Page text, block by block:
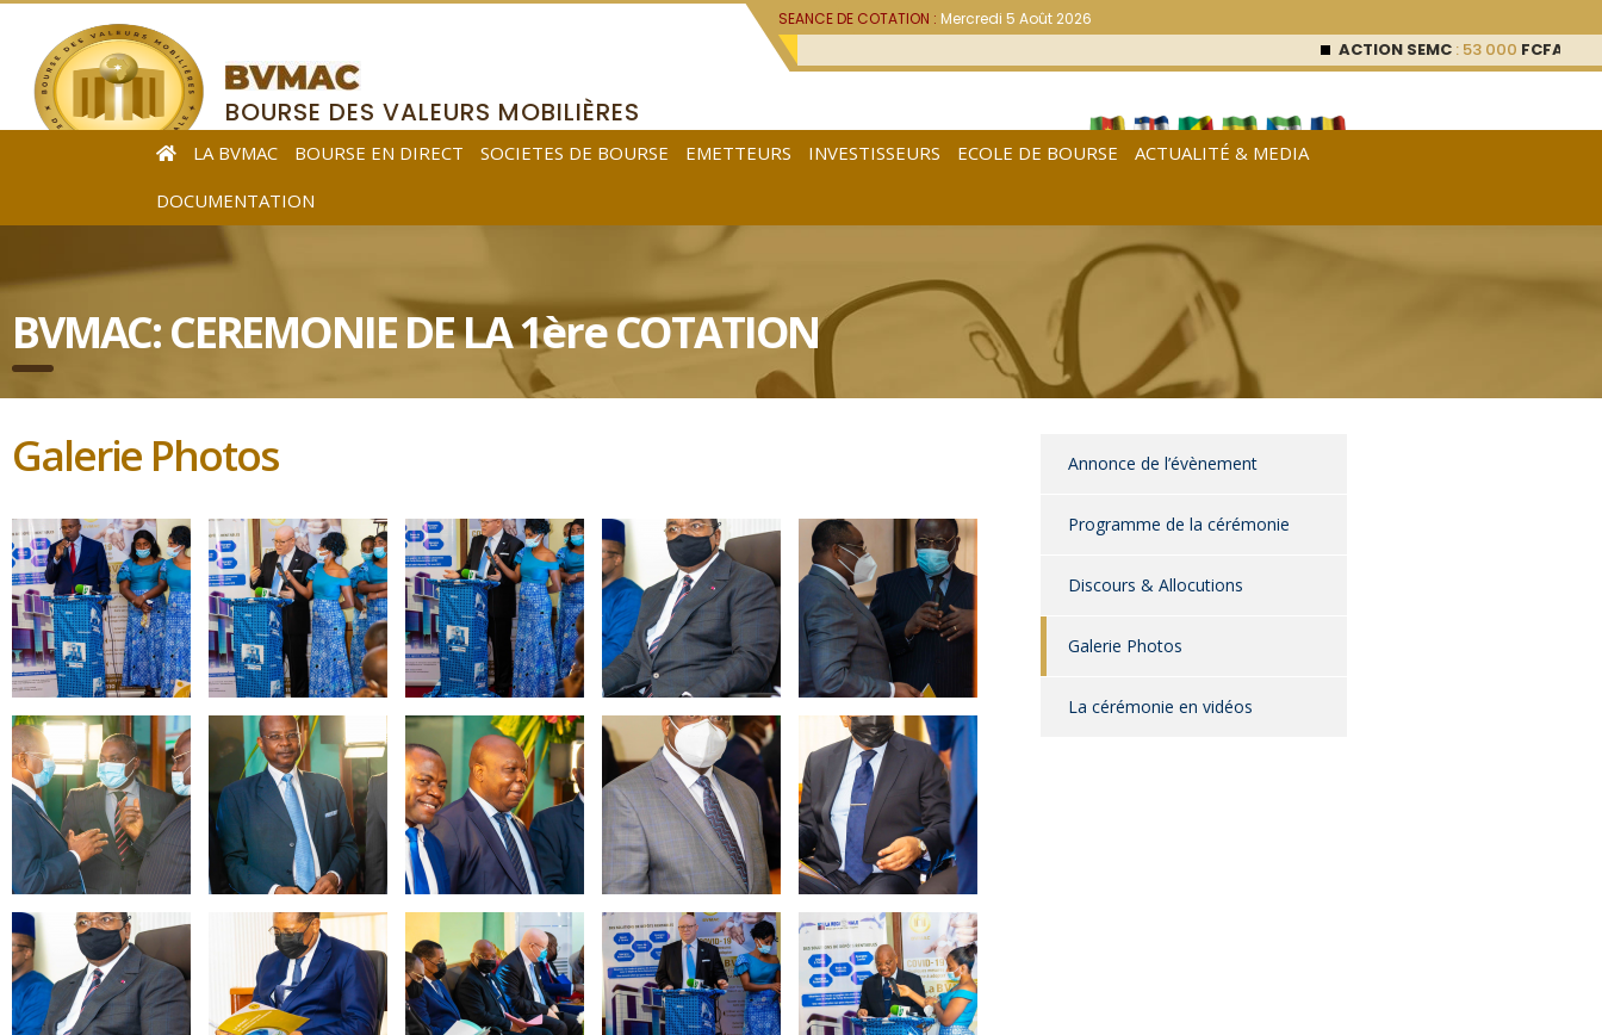
SEANCE DE COTATION :Mercredi 5 Août 2026
ACTION SEMC: 53 000FCFA (0 %) ACTION
BOURSE DES VALEURS MOBILIÈRES
DE L’AFRIQUE CENTRALE
LA BVMAC BOURSE EN DIRECT SOCIETES DE BOURSE EMETTEURS INVESTISSEURS ECOLE DE BOURSE
ACTUALITÉ & MEDIA
DOCUMENTATION
BVMAC: CEREMONIE DE LA 1ère COTATION
Galerie Photos Annonce de l’évènement
Programme de la cérémonie
Discours & Allocutions
Galerie Photos
La cérémonie en vidéos